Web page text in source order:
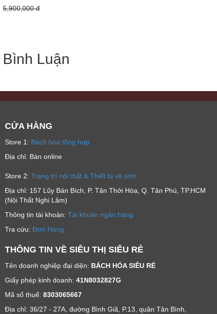
5,900,000 đ
Bình Luận
CỬA HÀNG
Store 1: Bách hóa tổng hợp
Địa chỉ: Bán online
Store 2: Trang trí nội thất & Thiết bị vệ sinh
Địa chỉ: 157 Lũy Bán Bích, P. Tân Thới Hòa, Q. Tân Phú, TP.HCM
(Nội Thất Nghi Lâm)
Thông tin tài khoản: Tài khoản ngân hàng
Tra cứu: Đơn Hàng
THÔNG TIN VỀ SIÊU THỊ SIÊU RẺ
Tên doanh nghiệp đại diện: BÁCH HÓA SIÊU RẺ
Giấy phép kinh doanh: 41N8032827G
Mã số thuế: 8303065667
Địa chỉ: 36/27 - 27A, đường Bình Giã, P.13, quận Tân Bình,